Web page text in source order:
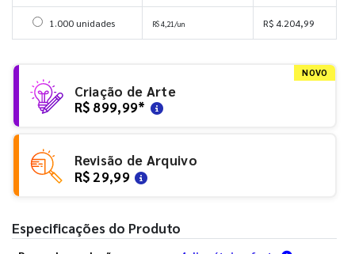
Selecionar 1000 unidades
1.000 unidades R$ 4,21/un R$ 4.204,99
NOVO
Criação de Arte
R$ 899,99*
Revisão de Arquivo
R$ 29,99
Especificações do Produto